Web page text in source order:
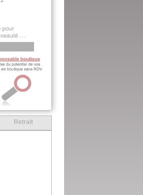
Retrait